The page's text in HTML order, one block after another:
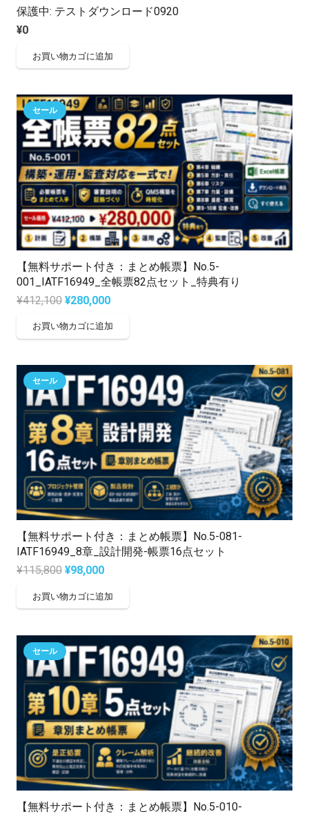
保護中: テストダウンロード0920
¥0
お買い物カゴに追加
セール
【無料サポート付き：まとめ帳票】No.5-
001_IATF16949_全帳票82点セット_特典有り
¥412,100 元
¥412,100
で
し
た。
¥280,000現
は
¥280,000
で
す。
お買い物カゴに追加
セール
【無料サポート付き：まとめ帳票】No.5-081-
IATF16949_8章_設計開発-帳票16点セット
¥115,800 元
価
¥115,800
で
し
た。
¥98,000現
の
は
¥98,000
で
す。
お買い物カゴに追加
セール
【無料サポート付き：まとめ帳票】No.5-010-